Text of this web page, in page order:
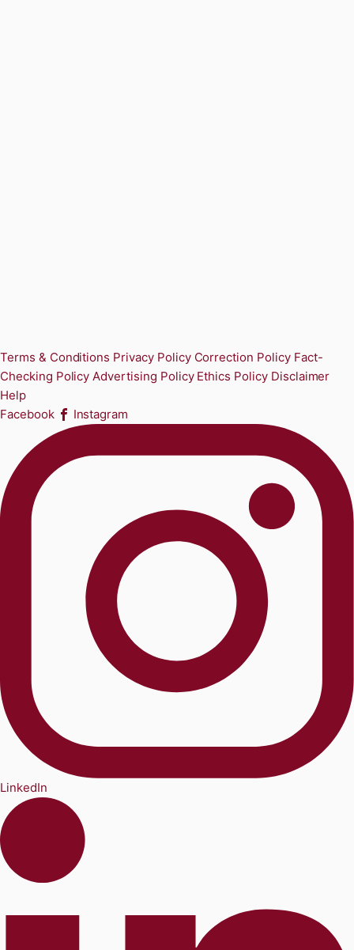
Terms & Conditions Privacy Policy Correction Policy Fact-
Checking Policy Advertising Policy Ethics Policy Disclaimer
Help
Facebook
Instagram
LinkedIn